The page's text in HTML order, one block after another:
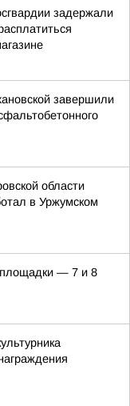
задержали
завершили
области
в Уржумском
— 7 и 8